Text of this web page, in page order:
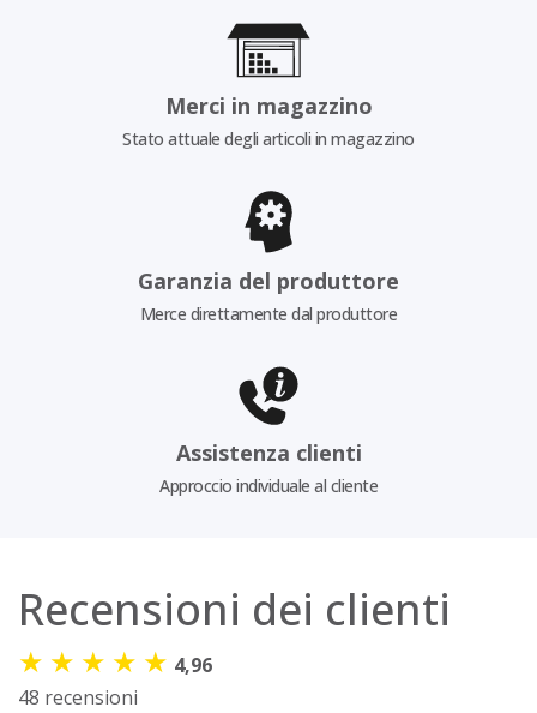
Merci in magazzino
Stato attuale degli articoli in magazzino
Garanzia del produttore
Merce direttamente dal produttore
Assistenza clienti
Approccio individuale al cliente
Recensioni dei clienti
★ ★ ★ ★ ★ 4,96
48 recensioni